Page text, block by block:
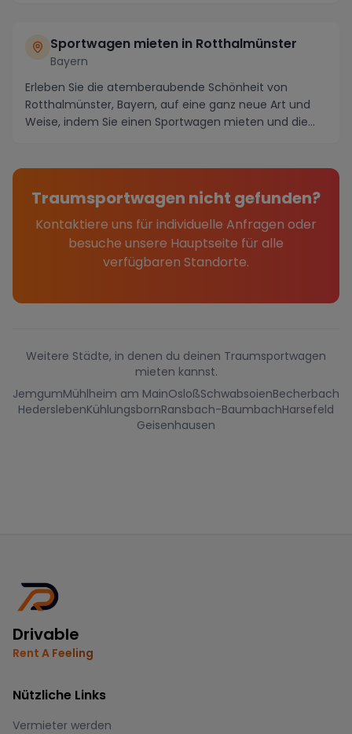
Sportwagen mieten in Rotthalmünster
Bayern
Erleben Sie die atemberaubende Schönheit von
Rotthalmünster, Bayern, auf eine ganz neue Art und
Weise, indem Sie einen Sportwagen mieten und die
Traumsportwagen nicht gefunden?
Kontaktiere uns für individuelle Anfragen oder
besuche unsere Hauptseite für alle
verfügbaren Standorte.
Weitere Städte, in denen du deinen Traumsportwagen
mieten kannst.
JemgumMühlheim am MainOsloßSchwabsoienBecherbach
HederslebenKühlungsbornRansbach-BaumbachHarsefeld
Geisenhausen
Drivable
Rent A Feeling
Nützliche Links
Vermieter werden